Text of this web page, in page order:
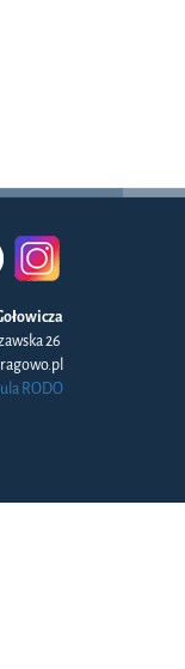
26
RODO